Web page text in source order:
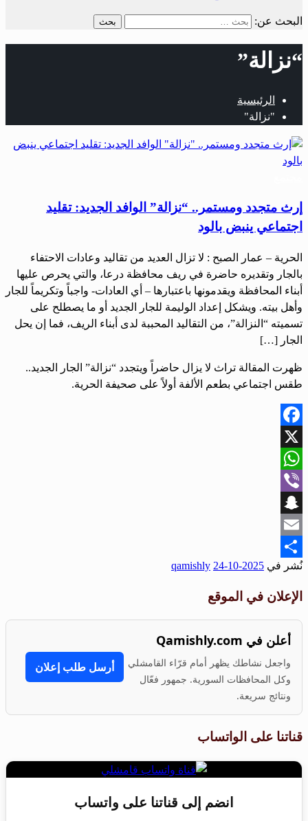
البحث عن:
“نزالة”
الرئيسية
"نزالة"
إرث متجدد ومستمر.. “نزالة” الوافد الجديد: تقليد
اجتماعي ينبض بالود
الحرية – عمار الصبح : لا تزال العديد من تقاليد وعادات الاحتفاء
بالجار وتقديره حاضرة في ريف محافظة درعا، والتي يحرص عليها
أبناء المحافظة ويقدمونها باعتبارها – أي العادات- واجباً وتكريماً للجار
وأهل بيته. ويشكل إعداد الوليمة للجار الجديد أو ما يصطلح على
تسميته “النزالة”، من التقاليد المحببة لدى أبناء الريف، فما إن يحل
الجار […]
ظهرت المقالة تراث لا يزال حاضراً ويتجدد “نزالة” الجار الجديد..
طقس اجتماعي بطعم الألفة أولاً على صحيفة الحرية.
Facebook
X
WhatsApp
Viber
Snapchat
Email
Share
نُشر في 2025-10-24
qamishly
الإعلان في الموقع
أعلن في Qamishly.com
واجعل نشاطك يظهر أمام قرّاء القامشلي
وكل المحافظات السورية. جمهور فعّال
ونتائج سريعة.
أرسل طلب إعلان
قناتنا على الواتساب
انضم إلى قناتنا على واتساب